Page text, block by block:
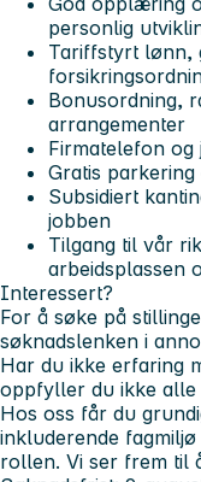
personlig
Tariffstyrt lønn,
Bonusordning,
arrangementer
Firmatelefon og
Gratis
Subsidiert
jobben
Tilgang til vår
arbeidsplassen
Interessert?
For å søke på
søknadslenken i
Har du ikke erfaring
oppfyller du ikke alle
Hos oss får du
inkluderende
rollen. Vi ser frem til